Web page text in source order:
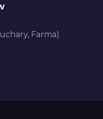
Farma)